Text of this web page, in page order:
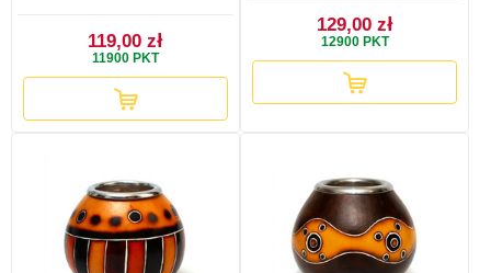
119,00 zł
11900 PKT
129,00 zł
12900PKT